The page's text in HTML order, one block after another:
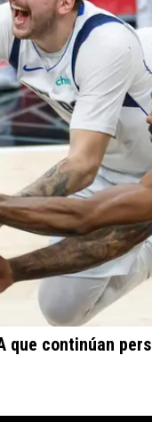
que continúan